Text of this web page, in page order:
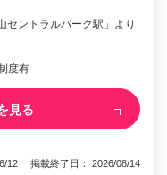
セントラルパーク駅」より
度有
見る
12 掲載終了日： 2026/08/14